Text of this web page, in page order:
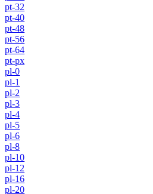
pt-32
pt-40
pt-48
pt-56
pt-64
pt-px
pl-0
pl-1
pl-2
pl-3
pl-4
pl-5
pl-6
pl-8
pl-10
pl-12
pl-16
pl-20